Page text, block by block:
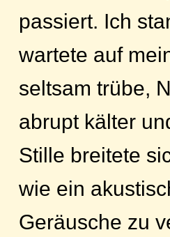
passiert. Ich
wartete auf
seltsam trübe,
abrupt kälter
Stille breitete
wie ein
Geräusche zu